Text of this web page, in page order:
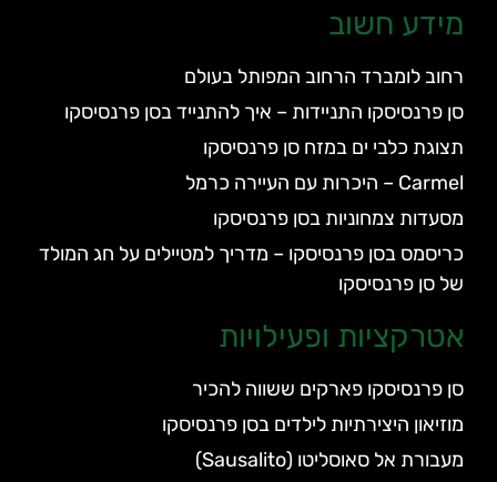
מידע חשוב
רחוב לומברד הרחוב המפותל בעולם
סן פרנסיסקו התניידות – איך להתנייד בסן פרנסיסקו
תצוגת כלבי ים במזח סן פרנסיסקו
Carmel – היכרות עם העיירה כרמל
מסעדות צמחוניות בסן פרנסיסקו
כריסמס בסן פרנסיסקו – מדריך למטיילים על חג המולד
של סן פרנסיסקו
אטרקציות ופעילויות
סן פרנסיסקו פארקים ששווה להכיר
מוזיאון היצירתיות לילדים בסן פרנסיסקו
מעבורת אל סאוסליטו (Sausalito)